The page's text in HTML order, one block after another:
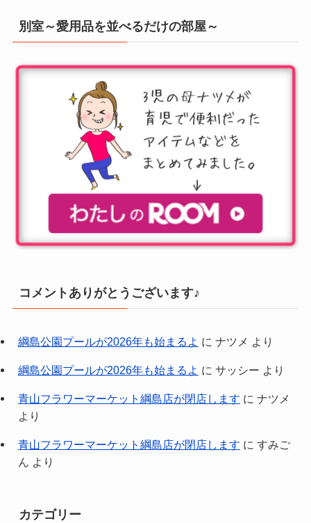
別室～愛用品を並べるだけの部屋～
コメントありがとうございます♪
綱島公園プールが2026年も始まるよ に ナツメ より
綱島公園プールが2026年も始まるよ に サッシー より
青山フラワーマーケット綱島店が閉店します に ナツメ
より
青山フラワーマーケット綱島店が閉店します に すみご
ん より
カテゴリー